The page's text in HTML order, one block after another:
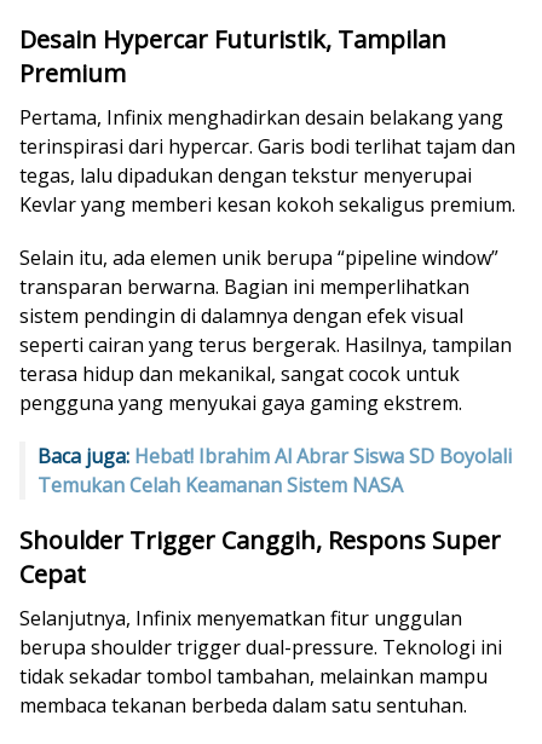
Desain Hypercar Futuristik, Tampilan
Premium
Pertama, Infinix menghadirkan desain belakang yang
terinspirasi dari hypercar. Garis bodi terlihat tajam dan
tegas, lalu dipadukan dengan tekstur menyerupai
Kevlar yang memberi kesan kokoh sekaligus premium.
Selain itu, ada elemen unik berupa “pipeline window”
transparan berwarna. Bagian ini memperlihatkan
sistem pendingin di dalamnya dengan efek visual
seperti cairan yang terus bergerak. Hasilnya, tampilan
terasa hidup dan mekanikal, sangat cocok untuk
pengguna yang menyukai gaya gaming ekstrem.
Baca juga: Hebat! Ibrahim Al Abrar Siswa SD Boyolali
Temukan Celah Keamanan Sistem NASA
Shoulder Trigger Canggih, Respons Super
Cepat
Selanjutnya, Infinix menyematkan fitur unggulan
berupa shoulder trigger dual-pressure. Teknologi ini
tidak sekadar tombol tambahan, melainkan mampu
membaca tekanan berbeda dalam satu sentuhan.